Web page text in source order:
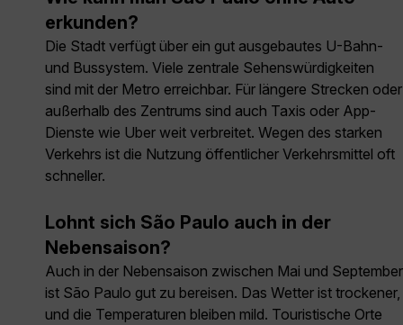
erkunden?
Die Stadt verfügt über ein gut ausgebautes U-Bahn-
und Bussystem. Viele zentrale Sehenswürdigkeiten
sind mit der Metro erreichbar. Für längere Strecken oder
außerhalb des Zentrums sind auch Taxis oder App-
Dienste wie Uber weit verbreitet. Wegen des starken
Verkehrs ist die Nutzung öffentlicher Verkehrsmittel oft
schneller.
Lohnt sich São Paulo auch in der
Nebensaison?
Auch in der Nebensaison zwischen Mai und September
ist São Paulo gut zu bereisen. Das Wetter ist trockener,
und die Temperaturen bleiben mild. Touristische Orte